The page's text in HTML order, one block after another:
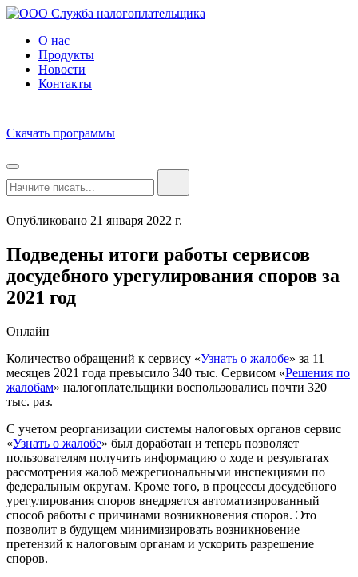
О нас
Продукты
Новости
Контакты
Скачать программы
Опубликовано 21 января 2022 г.
Подведены итоги работы сервисов
досудебного урегулирования споров за
2021 год
Онлайн
Количество обращений к сервису «Узнать о жалобе» за 11
месяцев 2021 года превысило 340 тыс. Сервисом «Решения по
жалобам» налогоплательщики воспользовались почти 320
тыс. раз.
С учетом реорганизации системы налоговых органов сервис
«Узнать о жалобе» был доработан и теперь позволяет
пользователям получить информацию о ходе и результатах
рассмотрения жалоб межрегиональными инспекциями по
федеральным округам. Кроме того, в процессы досудебного
урегулирования споров внедряется автоматизированный
способ работы с причинами возникновения споров. Это
позволит в будущем минимизировать возникновение
претензий к налоговым органам и ускорить разрешение
споров.